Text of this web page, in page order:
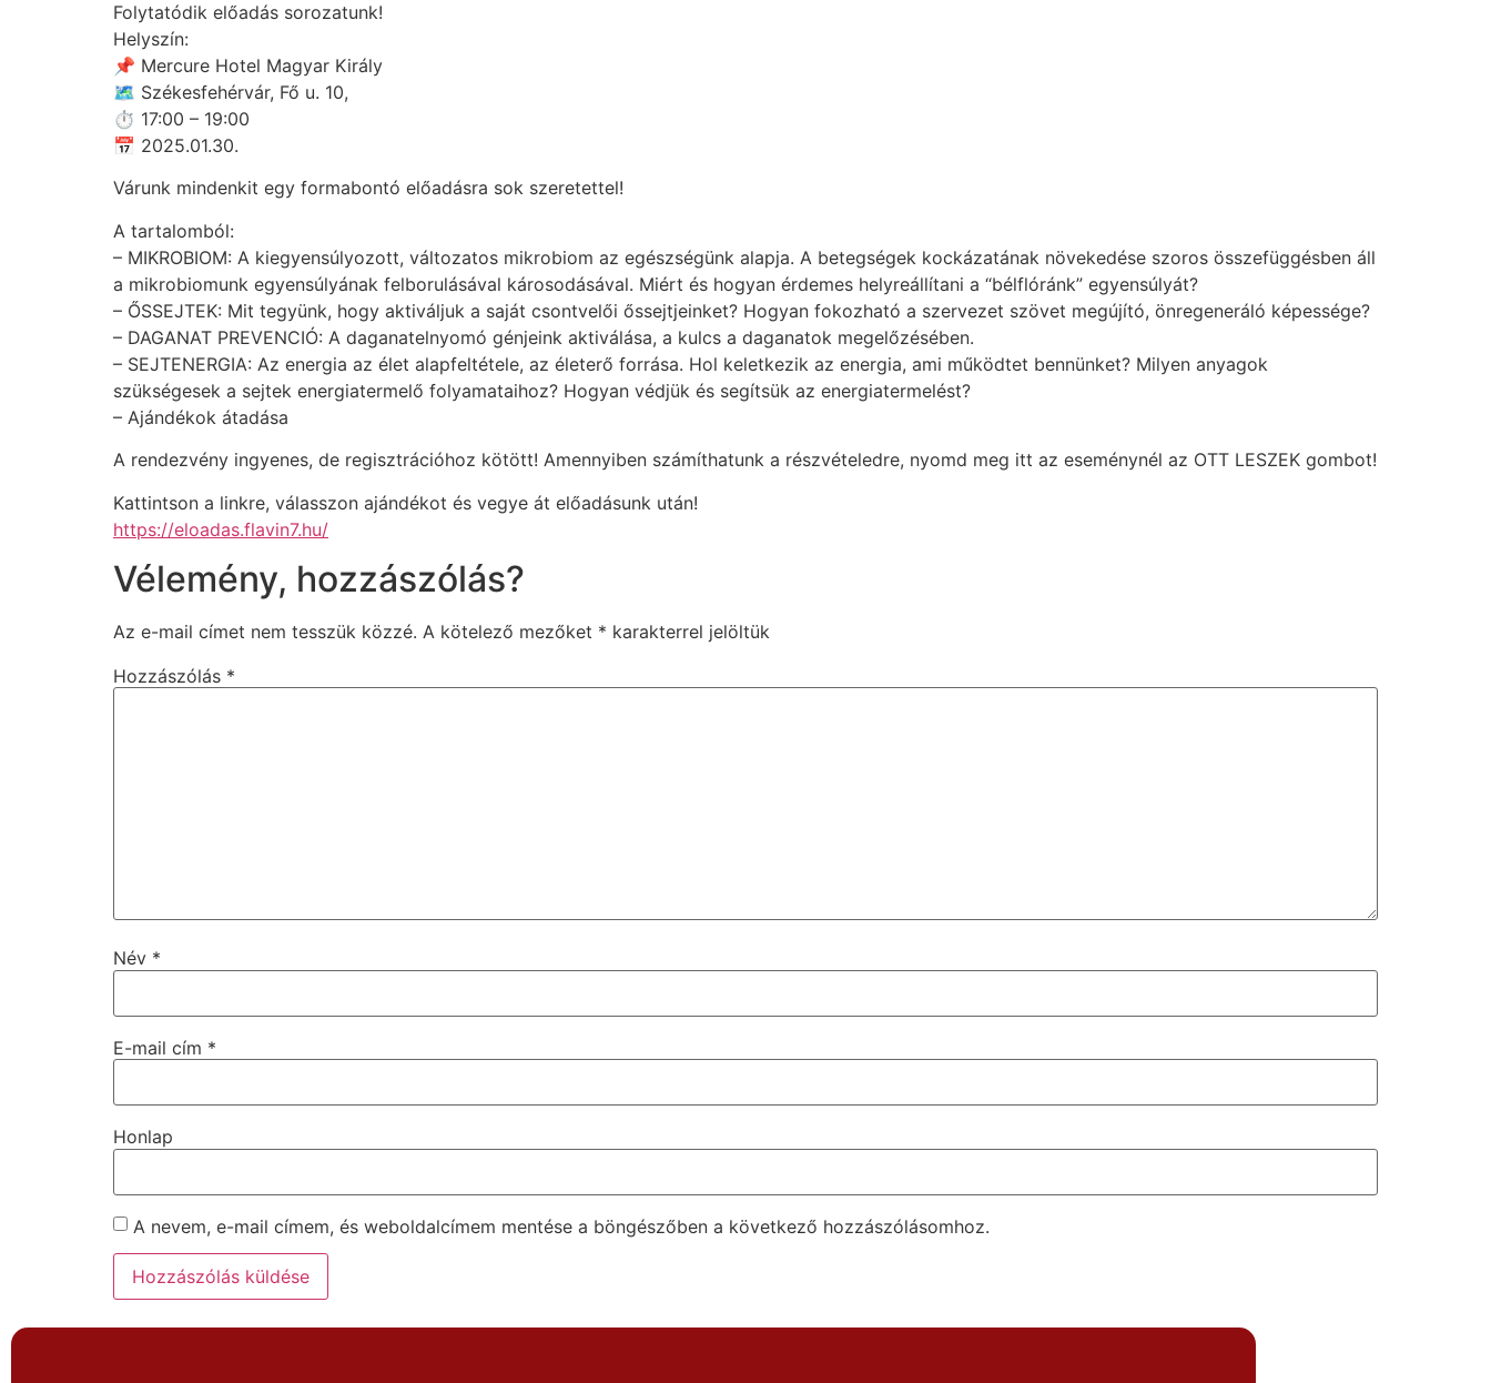
Folytatódik előadás sorozatunk!
Helyszín:
📌 Mercure Hotel Magyar Király
🗺 Székesfehérvár, Fő u. 10,
⏱ 17:00 – 19:00
📅 2025.01.30.
Várunk mindenkit egy formabontó előadásra sok szeretettel!
A tartalomból:
– MIKROBIOM: A kiegyensúlyozott, változatos mikrobiom az egészségünk alapja. A betegségek kockázatának növekedése szoros összefüggésben áll
a mikrobiomunk egyensúlyának felborulásával károsodásával. Miért és hogyan érdemes helyreállítani a “bélflóránk” egyensúlyát?
– ŐSSEJTEK: Mit tegyünk, hogy aktiváljuk a saját csontvelői őssejtjeinket? Hogyan fokozható a szervezet szövet megújító, önregeneráló képessége?
– DAGANAT PREVENCIÓ: A daganatelnyomó génjeink aktiválása, a kulcs a daganatok megelőzésében.
– SEJTENERGIA: Az energia az élet alapfeltétele, az életerő forrása. Hol keletkezik az energia, ami működtet bennünket? Milyen anyagok
szükségesek a sejtek energiatermelő folyamataihoz? Hogyan védjük és segítsük az energiatermelést?
– Ajándékok átadása
A rendezvény ingyenes, de regisztrációhoz kötött! Amennyiben számíthatunk a részvételedre, nyomd meg itt az eseménynél az OTT LESZEK gombot!
Kattintson a linkre, válasszon ajándékot és vegye át előadásunk után!
https://eloadas.flavin7.hu/
Vélemény, hozzászólás?
Az e-mail címet nem tesszük közzé. A kötelező mezőket * karakterrel jelöltük
Hozzászólás *
Név *
E-mail cím *
Honlap
A nevem, e-mail címem, és weboldalcímem mentése a böngészőben a következő hozzászólásomhoz.